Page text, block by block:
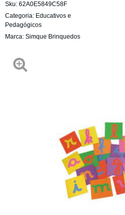
Sku: 62A0E5849C58F
Categoria: Educativos e
Pedagógicos
Marca: Simque Brinquedos